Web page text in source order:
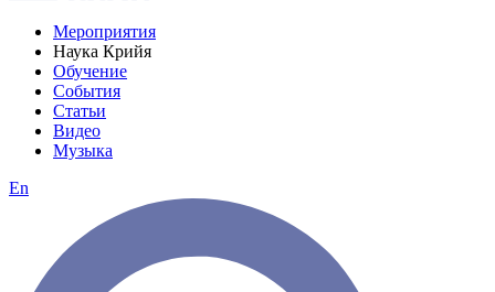
Мероприятия
Наука Крийя
Обучение
События
Статьи
Видео
Музыка
En